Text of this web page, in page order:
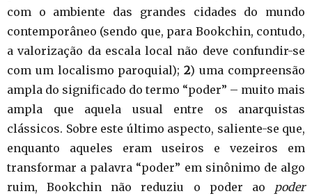
com o ambiente das grandes cidades do mundo
contemporâneo (sendo que, para Bookchin, contudo,
a valorização da escala local não deve confundir-se
com um localismo paroquial);2) uma compreensão
ampla do significado do termo “poder” – muito mais
ampla que aquela usual entre os anarquistas
clássicos. Sobre este último aspecto, saliente-se que,
enquanto aqueles eram useiros e vezeiros em
transformar a palavra “poder” em sinônimo de algo
ruim, Bookchin não reduziu o poder ao poder